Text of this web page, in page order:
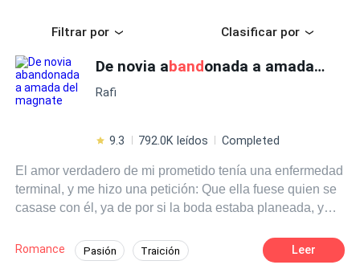
Filtrar por Clasificar por
De novia abandonada a amada del magnate
Rafi
9.3 792.0K leídos Completed
El amor verdadero de mi prometido tenía una enfermedad
terminal, y me hizo una petición: Que ella fuese quien se
casase con él, ya de por si la boda estaba planeada, y
vi usar el vestido de novia que confeccioné con mis
propias manos, lucir las joyas que elegí con tanto
Romance Pasión Traición Leer